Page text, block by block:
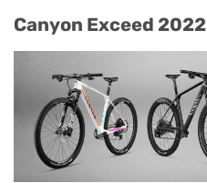
Canyon Exceed 2022